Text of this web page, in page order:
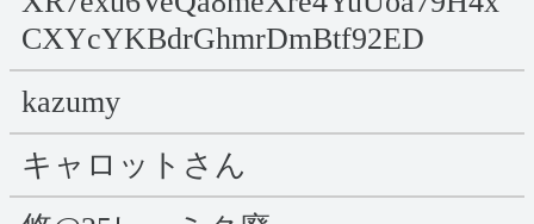
CXYcYKBdrGhmrDmBtf92ED
kazumy
キャロットさん